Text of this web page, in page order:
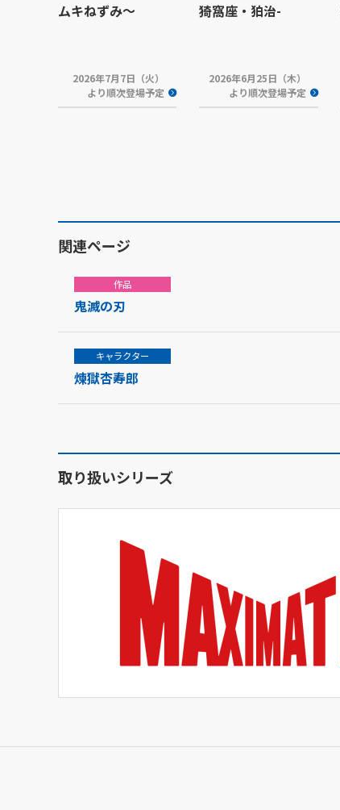
ムキねずみ～
2026年7月7日（火）
より順次登場予定
猗窩座・狛治-
2026年6月25日（木）
より順次登場予定
関連ページ
作品
鬼滅の刃
キャラクター
煉獄杏寿郎
取り扱いシリーズ